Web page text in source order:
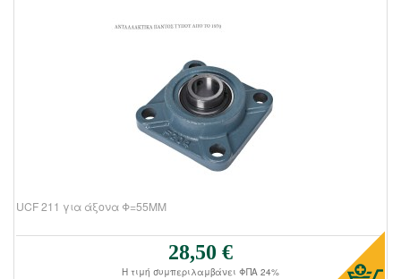
UCF 211 για άξονα Φ=55ΜΜ
28,50 €
Η τιμή συμπεριλαμβάνει ΦΠΑ 24%